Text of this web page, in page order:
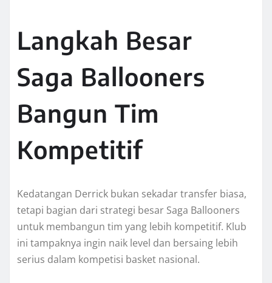
Langkah Besar
Saga Ballooners
Bangun Tim
Kompetitif
Kedatangan Derrick bukan sekadar transfer biasa,
tetapi bagian dari strategi besar Saga Ballooners
untuk membangun tim yang lebih kompetitif. Klub
ini tampaknya ingin naik level dan bersaing lebih
serius dalam kompetisi basket nasional.